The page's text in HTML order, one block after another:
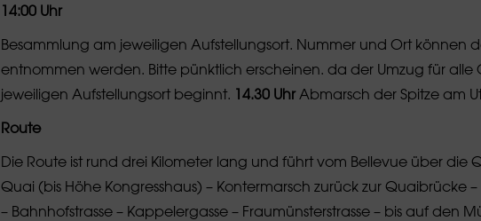
14:00 Uhr
Besammlung am jeweiligen Aufstellungsort. Nummer und Ort können
entnommen werden. Bitte pünktlich erscheinen. da der Umzug für alle
jeweiligen Aufstellungsort beginnt. 14.30 UhrAbmarsch der Spitze am
Route
Die Route ist rund drei Kilometer lang und führt vom Bellevue über die
Quai (bis Höhe Kongresshaus) – Kontermarsch zurück zur Quaibrücke
– Bahnhofstrasse – Kappelergasse – Fraumünsterstrasse – bis auf den